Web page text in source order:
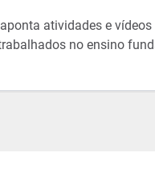
atividades e vídeos
no ensino